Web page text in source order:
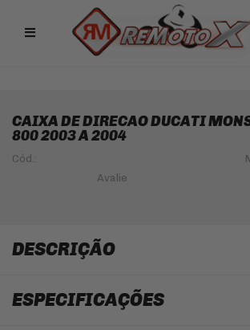
Remotox
10% OFF NO PIX
CAIXA DE DIRECAO DUCATI
800 2003 A 2004
Cód.:
DESCRIÇÃO
ESPECIFICAÇÕES